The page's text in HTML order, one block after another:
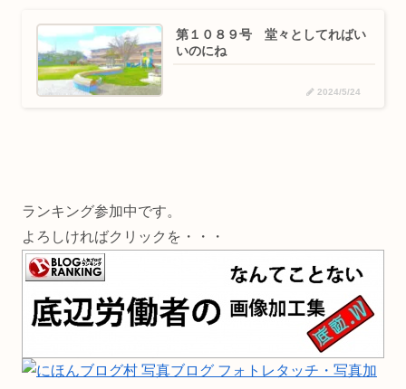
第１０８９号 堂々としてればい
いのにね
2024/5/24
ランキング参加中です。
よろしければクリックを・・・